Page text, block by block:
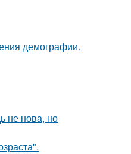
демографии.
не нова, но